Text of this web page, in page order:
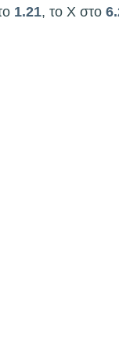
1.21, το Χ στο